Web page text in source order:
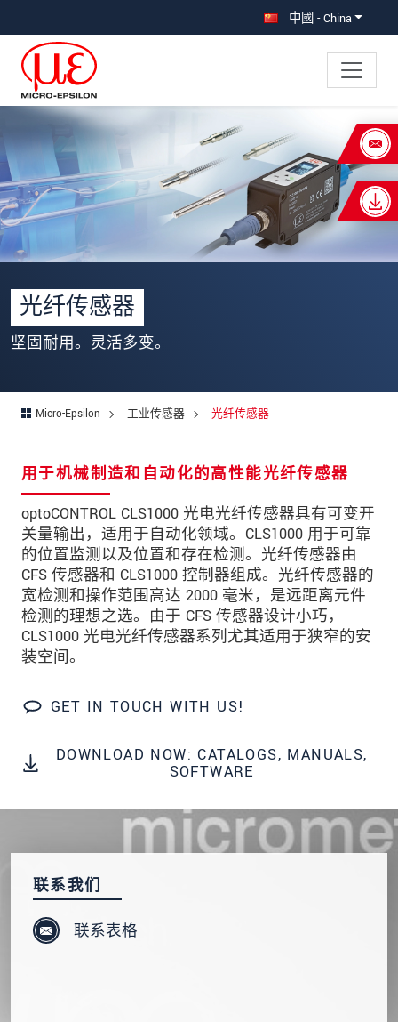
中國 - China
光纤传感器
坚固耐用。灵活多变。
Micro-Epsilon 工业传感器 光纤传感器
用于机械制造和自动化的高性能光纤传感器
optoCONTROL CLS1000 光电光纤传感器具有可变开
关量输出，适用于自动化领域。CLS1000 用于可靠
的位置监测以及位置和存在检测。光纤传感器由
CFS 传感器和 CLS1000 控制器组成。光纤传感器的
宽检测和操作范围高达 2000 毫米，是远距离元件
检测的理想之选。由于 CFS 传感器设计小巧，
CLS1000 光电光纤传感器系列尤其适用于狭窄的安
装空间。
GET IN TOUCH WITH US!
DOWNLOAD NOW: CATALOGS, MANUALS,
SOFTWARE
联系我们
联系表格
×
Your request for: 光纤传感器
称谓*
名*
姓*
公司名称 *
邮政编码
国家*
电话
电子邮件*
留言*
* 必填字段
声明。
发送信息